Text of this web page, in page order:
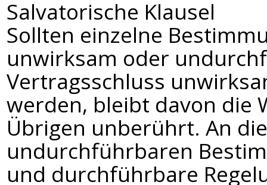
Salvatorische Klausel
Sollten einzelne
unwirksam oder
Vertragsschluss
werden, bleibt davon die
Übrigen unberührt. An
undurchführbaren
und durchführbare